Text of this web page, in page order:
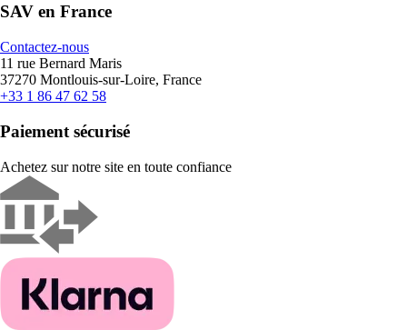
SAV en France
Contactez-nous
11 rue Bernard Maris
37270 Montlouis-sur-Loire, France
+33 1 86 47 62 58
Paiement sécurisé
Achetez sur notre site en toute confiance